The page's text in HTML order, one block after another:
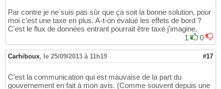
Par contre je ne suis pas sûr que ça soit la bonne solution, pour
moi c'est une taxe en plus. A-t-on évalué les effets de bord ?
C'est le flux de données entrant pourrait être taxé j'imagine.
1
0
Carhiboux, le 25/09/2013 à 11h19 #17
C'est la communication qui est mauvaise de la part du
gouvernement en fait à mon avis. (Comme souvent depuis une